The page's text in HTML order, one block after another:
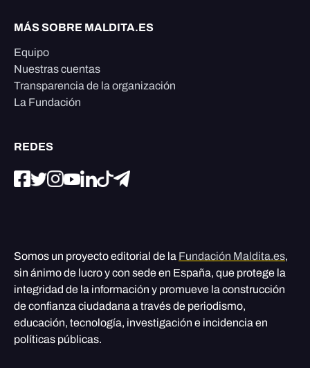
MÁS SOBRE MALDITA.ES
Equipo
Nuestras cuentas
Transparencia de la organización
La Fundación
REDES
Somos un proyecto editorial de la Fundación Maldita.es,
sin ánimo de lucro y con sede en España, que protege la
integridad de la información y promueve la construcción
de confianza ciudadana a través de periodismo,
educación, tecnología, investigación e incidencia en
políticas públicas.